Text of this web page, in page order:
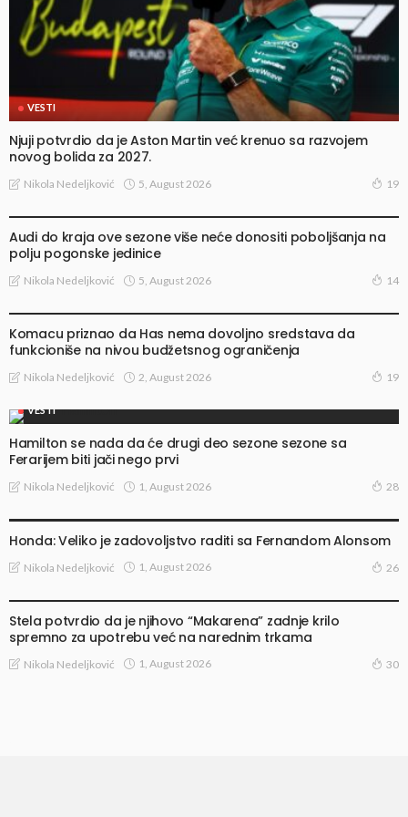
VESTI
Njuji potvrdio da je Aston Martin već krenuo sa razvojem
novog bolida za 2027.
Nikola Nedeljković 5, August 2026 19
Audi do kraja ove sezone više neće donositi poboljšanja na
polju pogonske jedinice
Nikola Nedeljković 5, August 2026 14
Komacu priznao da Has nema dovoljno sredstava da
funkcioniše na nivou budžetsnog ograničenja
Nikola Nedeljković 2, August 2026 19
VESTI
Hamilton se nada da će drugi deo sezone sezone sa
Ferarijem biti jači nego prvi
Nikola Nedeljković 1, August 2026 28
Honda: Veliko je zadovoljstvo raditi sa Fernandom Alonsom
Nikola Nedeljković 1, August 2026 26
Stela potvrdio da je njihovo “Makarena” zadnje krilo
spremno za upotrebu već na narednim trkama
Nikola Nedeljković 1, August 2026 30